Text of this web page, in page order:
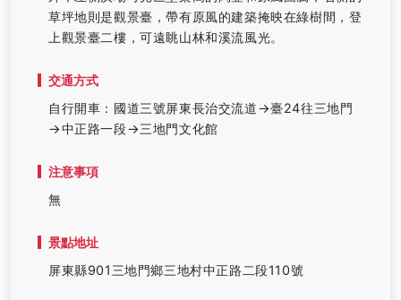
草坪地則是觀景臺，帶有原風的建築掩映在綠樹間，登
上觀景臺二樓，可遠眺山林和溪流風光。
交通方式
自行開車：國道三號屏東長治交流道→臺24往三地門
→中正路一段→三地門文化館
注意事項
無
景點地址
屏東縣901三地門鄉三地村中正路二段110號